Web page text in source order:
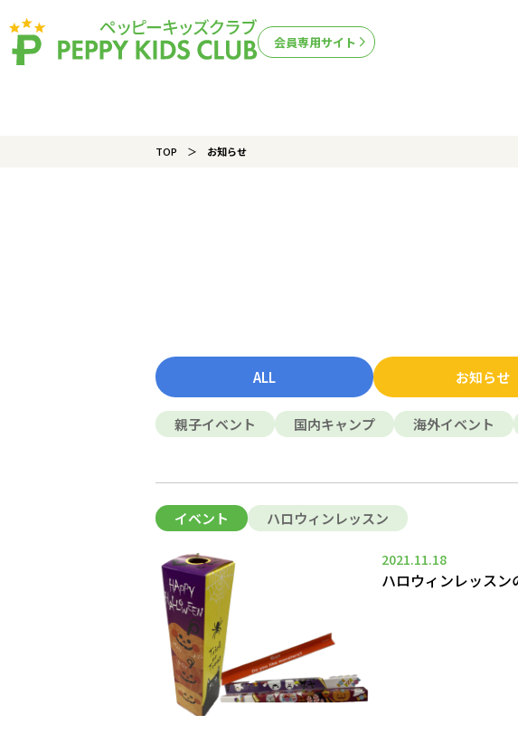
会員専用サイト
TOP お知らせ
ALL お知らせ
親子イベント 国内キャンプ 海外イベント
イベント ハロウィンレッスン
2021.11.18
ハロウィンレッスン